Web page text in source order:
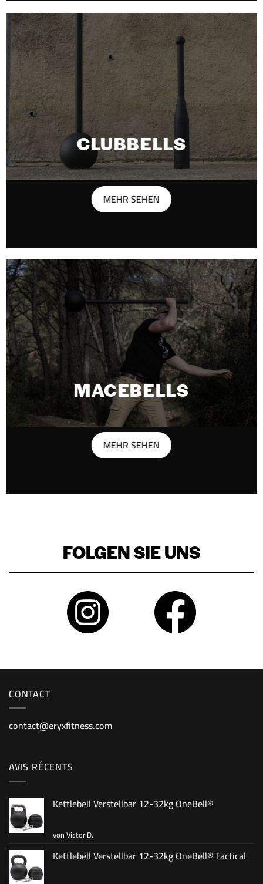
CLUBBELLS
MEHR SEHEN
MACEBELLS
MEHR SEHEN
FOLGEN SIE UNS
CONTACT
contact@eryxfitness.com
AVIS RÉCENTS
Kettlebell Verstellbar 12-32kg OneBell®
Bewertet
5
von Victor D.
Kettlebell Verstellbar 12-32kg OneBell® Tactical